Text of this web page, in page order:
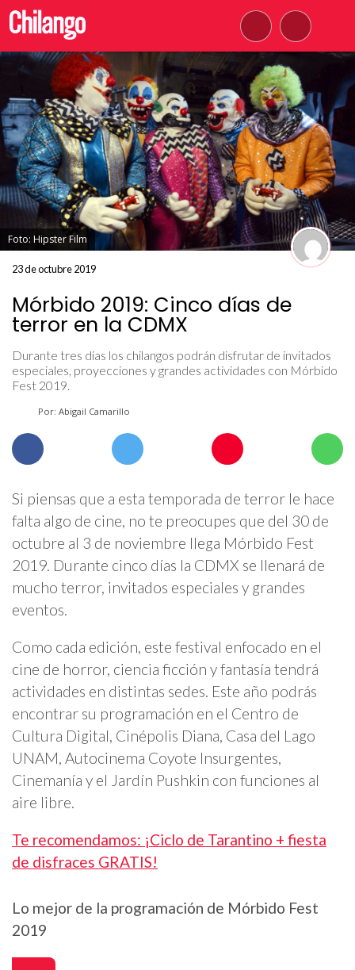
Foto: Hipster Film
23 de octubre 2019
Mórbido 2019: Cinco días de
terror en la CDMX
Durante tres días los chilangos podrán disfrutar de invitados
especiales, proyecciones y grandes actividades con Mórbido
Fest 2019.
Por: Abigail Camarillo
Si piensas que a esta temporada de terror le hace
falta algo de cine, no te preocupes que del 30 de
octubre al 3 de noviembre llega Mórbido Fest
2019. Durante cinco días la CDMX se llenará de
mucho terror, invitados especiales y grandes
eventos.
Como cada edición, este festival enfocado en el
cine de horror, ciencia ficción y fantasía tendrá
actividades en distintas sedes. Este año podrás
encontrar su programación en el Centro de
Cultura Digital, Cinépolis Diana, Casa del Lago
UNAM, Autocinema Coyote Insurgentes,
Cinemanía y el Jardín Pushkin con funciones al
aire libre.
Te recomendamos: ¡Ciclo de Tarantino + fiesta
de disfraces GRATIS!
Lo mejor de la programación de Mórbido Fest
2019